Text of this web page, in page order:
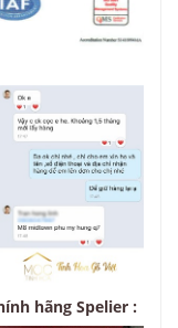
hãng Spelier :